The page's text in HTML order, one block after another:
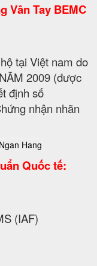
Vân Tay BEMC
tại Việt nam do
2009 (được
định số
nhận nhãn
Quốc tế:
(IAF)